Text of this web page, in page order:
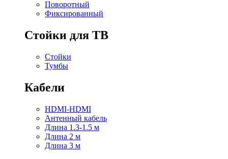
Поворотный
Фиксированный
Стойки для ТВ
Стойки
Тумбы
Кабели
HDMI-HDMI
Антенный кабель
Длина 1.3-1.5 м
Длина 2 м
Длина 3 м